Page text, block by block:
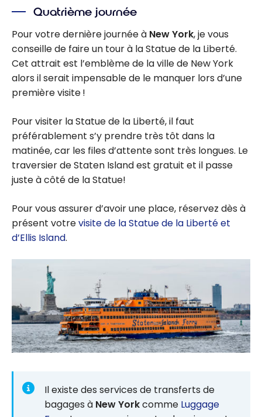
Quatrième journée
Pour votre dernière journée à New York, je vous
conseille de faire un tour à la Statue de la Liberté.
Cet attrait est l’emblème de la ville de New York
alors il serait impensable de le manquer lors d’une
première visite !
Pour visiter la Statue de la Liberté, il faut
préférablement s’y prendre très tôt dans la
matinée, car les files d’attente sont très longues. Le
traversier de Staten Island est gratuit et il passe
juste à côté de la Statue!
Pour vous assurer d’avoir une place, réservez dès à
présent votrevisite de la Statue de la Liberté et
d’Ellis Island.
Il existe des services de transferts de
bagages à New Yorkcomme Luggage